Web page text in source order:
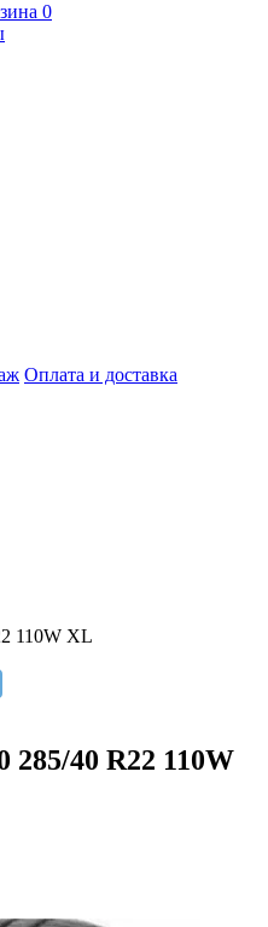
0
Оплата и доставка
110W XL
285/40 R22 110W